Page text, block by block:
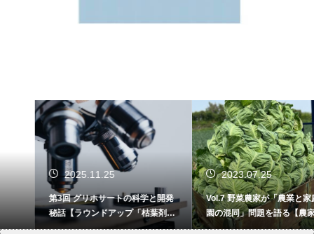
2025.11.25
第3回 グリホサートの科学と開発
秘話【ラウンドアップ「枯葉剤」
説の虚構 “反農薬・反GMO・反資
2023.07.25
Vol.7 野菜農家が「農業と家庭菜
園の混同」問題を語る【農家の本
音 〇〇（問題）を語る】